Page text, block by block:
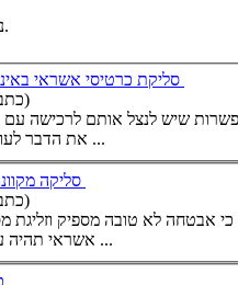
נמצאו סה"כ 20 תוצאות.
(כתבות/מסחר אלקטרוני)
שיש לנצל אותם לרכישה עם
את הדבר לעוד יותר זמין ונוח. אבל ...
(כתבות/מסחר אלקטרוני)
אשראי תהיה על ראשכם והלקוחות ...